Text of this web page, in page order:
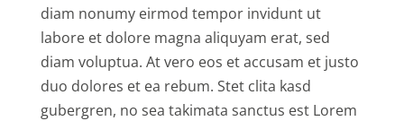
diam nonumy eirmod tempor invidunt ut
labore et dolore magna aliquyam erat, sed
diam voluptua. At vero eos et accusam et justo
duo dolores et ea rebum. Stet clita kasd
gubergren, no sea takimata sanctus est Lorem